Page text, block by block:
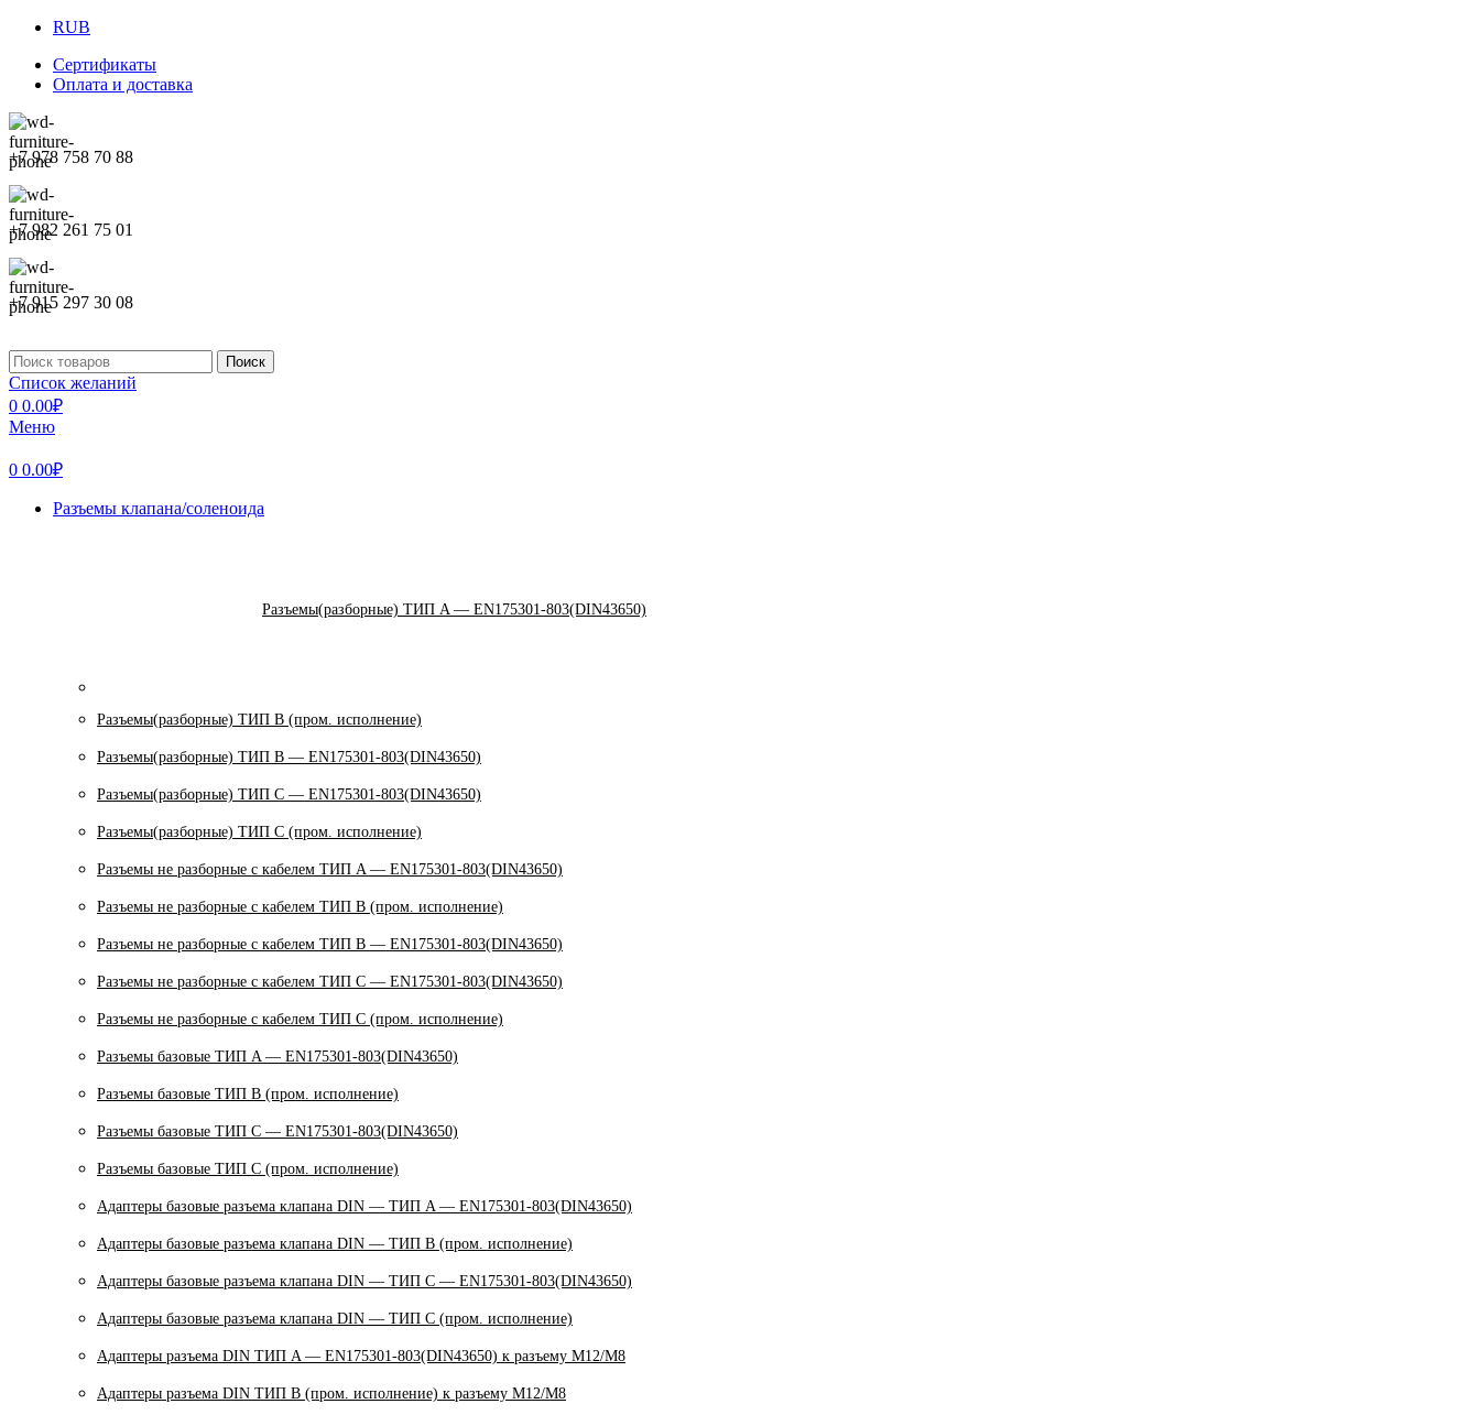
RUB
Сертификаты
Оплата и доставка
+7 978 758 70 88
+7 982 261 75 01
+7 915 297 30 08
Поиск
Список желаний
0 0.00₽
Меню
0 0.00₽
Разъемы клапана/соленоида
Разъемы(разборные) ТИП A — EN175301-803(DIN43650)
Разъемы(разборные) ТИП В (пром. исполнение)
Разъемы(разборные) ТИП B — EN175301-803(DIN43650)
Разъемы(разборные) ТИП C — EN175301-803(DIN43650)
Разъемы(разборные) ТИП С (пром. исполнение)
Разъемы не разборные с кабелем ТИП A — EN175301-803(DIN43650)
Разъемы не разборные с кабелем ТИП B (пром. исполнение)
Разъемы не разборные с кабелем ТИП B — EN175301-803(DIN43650)
Разъемы не разборные с кабелем ТИП C — EN175301-803(DIN43650)
Разъемы не разборные с кабелем ТИП C (пром. исполнение)
Разъемы базовые ТИП A — EN175301-803(DIN43650)
Разъемы базовые ТИП В (пром. исполнение)
Разъемы базовые ТИП C — EN175301-803(DIN43650)
Разъемы базовые ТИП C (пром. исполнение)
Адаптеры базовые разъема клапана DIN — ТИП A — EN175301-803(DIN43650)
Адаптеры базовые разъема клапана DIN — ТИП B (пром. исполнение)
Адаптеры базовые разъема клапана DIN — ТИП C — EN175301-803(DIN43650)
Адаптеры базовые разъема клапана DIN — ТИП C (пром. исполнение)
Адаптеры разъема DIN ТИП A — EN175301-803(DIN43650) к разъему M12/M8
Адаптеры разъема DIN ТИП B (пром. исполнение) к разъему M12/M8